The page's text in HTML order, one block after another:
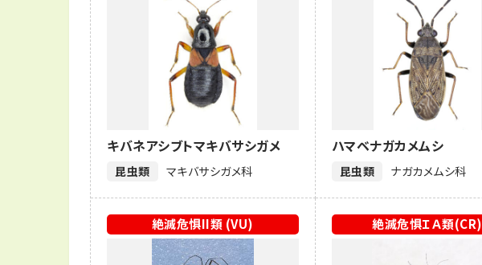
昆虫類
キバネアシブトマキバサシガメ
マキバサシガメ科 昆虫類
ハマベナガカメムシ
ナガカメムシ科
絶滅危惧II類 (VU) 絶滅危惧ＩＡ類(CR)